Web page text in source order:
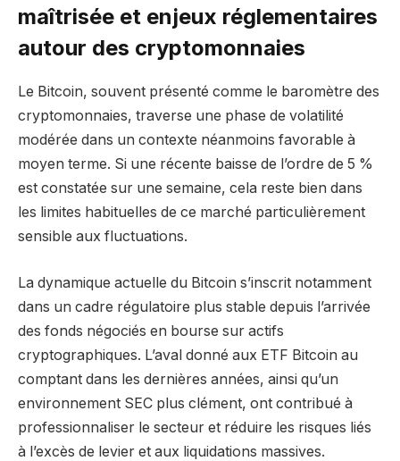
maîtrisée et enjeux réglementaires
autour des cryptomonnaies
Le Bitcoin, souvent présenté comme le baromètre des
cryptomonnaies, traverse une phase de volatilité
modérée dans un contexte néanmoins favorable à
moyen terme. Si une récente baisse de l’ordre de 5 %
est constatée sur une semaine, cela reste bien dans
les limites habituelles de ce marché particulièrement
sensible aux fluctuations.
La dynamique actuelle du Bitcoin s’inscrit notamment
dans un cadre régulatoire plus stable depuis l’arrivée
des fonds négociés en bourse sur actifs
cryptographiques. L’aval donné aux ETF Bitcoin au
comptant dans les dernières années, ainsi qu’un
environnement SEC plus clément, ont contribué à
professionnaliser le secteur et réduire les risques liés
à l’excès de levier et aux liquidations massives.